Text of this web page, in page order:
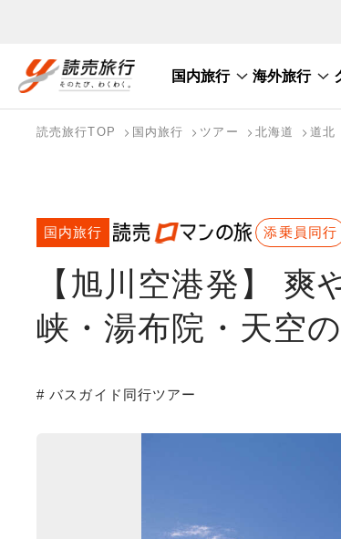
国内旅行 海外旅行
国内旅行ト
海外旅行ト
読売旅行TOP 国内旅行 ツアー 北海道 道北
【旭川空港発】
峡・湯布院・天空
国内旅行 添乗員同行
# バスガイド同行ツアー